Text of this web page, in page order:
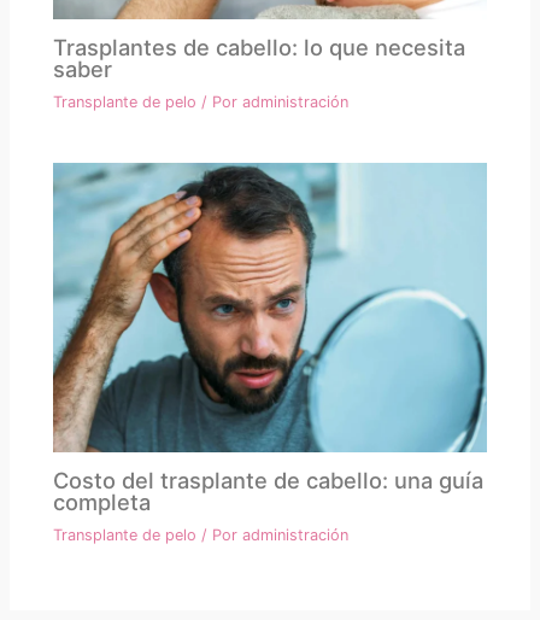
Trasplantes de cabello: lo que necesita
saber
Transplante de pelo / Poradministración
Costo del trasplante de cabello: una guía
completa
Transplante de pelo / Poradministración